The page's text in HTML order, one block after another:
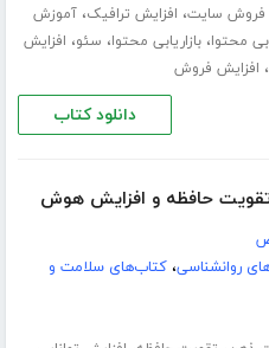
فروش سایت، افزایش ترافیک،آموزش
محتوا،بازاریابی محتوا، سئو، افزایش
، افزایش فروش
دانلود کتاب
حافظه و افزایش هوش
روانشناسی،کتاب‌های سلامت و